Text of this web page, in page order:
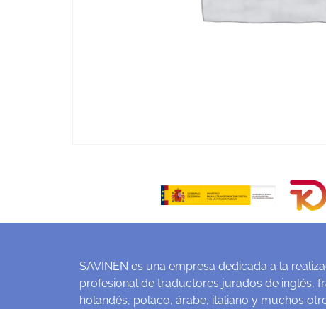
SAVINEN es una empresa dedicada a la
profesional de traductores jurados de inglés,
holandés, polaco, árabe, italiano y muchos